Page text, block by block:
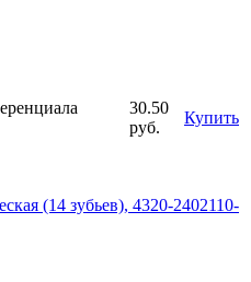
30.50
руб.
Купить
(14 зубьев), 4320-2402110-